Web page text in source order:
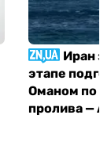
Иран
этапе
Оманом по
пролива —